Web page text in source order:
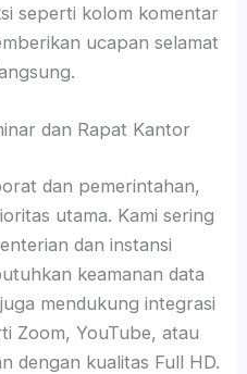
seperti kolom komentar
ucapan selamat
dan Rapat Kantor
dan pemerintahan,
utama. Kami sering
dan instansi
keamanan data
mendukung integrasi
Zoom, YouTube, atau
dengan kualitas Full HD.